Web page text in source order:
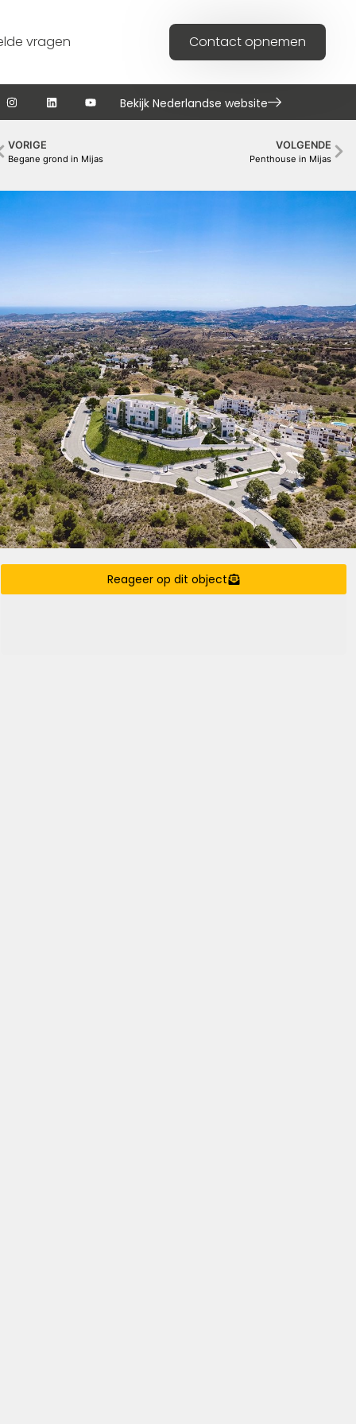
vragen Contact opnemen
Bekijk Nederlandse website
VORIGE
Begane grond in Mijas
VOLGENDE
Penthouse in Mijas
Reageer op dit object